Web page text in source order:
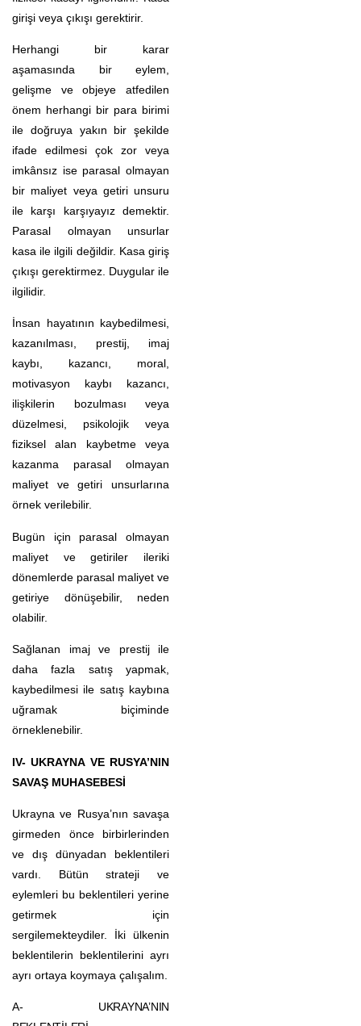
girişi veya çıkışı gerektirir.
Herhangi bir karar
aşamasında bir eylem,
gelişme ve objeye atfedilen
önem herhangi bir para birimi
ile doğruya yakın bir şekilde
ifade edilmesi çok zor veya
imkânsız ise parasal olmayan
bir maliyet veya getiri unsuru
ile karşı karşıyayız demektir.
Parasal olmayan unsurlar
kasa ile ilgili değildir. Kasa giriş
çıkışı gerektirmez. Duygular ile
ilgilidir.
İnsan hayatının kaybedilmesi,
kazanılması, prestij, imaj
kaybı, kazancı, moral,
motivasyon kaybı kazancı,
ilişkilerin bozulması veya
düzelmesi, psikolojik veya
fiziksel alan kaybetme veya
kazanma parasal olmayan
maliyet ve getiri unsurlarına
örnek verilebilir.
Bugün için parasal olmayan
maliyet ve getiriler ileriki
dönemlerde parasal maliyet ve
getiriye dönüşebilir, neden
olabilir.
Sağlanan imaj ve prestij ile
daha fazla satış yapmak,
kaybedilmesi ile satış kaybına
uğramak biçiminde
örneklenebilir.
IV- UKRAYNA VE RUSYA’NIN
SAVAŞ MUHASEBESİ
Ukrayna ve Rusya’nın savaşa
girmeden önce birbirlerinden
ve dış dünyadan beklentileri
vardı. Bütün strateji ve
eylemleri bu beklentileri yerine
getirmek için
sergilemekteydiler. İki ülkenin
beklentilerin beklentilerini ayrı
ayrı ortaya koymaya çalışalım.
A- UKRAYNA’NIN